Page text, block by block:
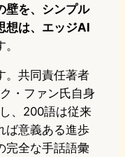
壁を、シンプル
想は、エッジAI
。共同責任著者
・ファン氏自身
、200語は従来
ば意義ある進歩
完全な手話語彙